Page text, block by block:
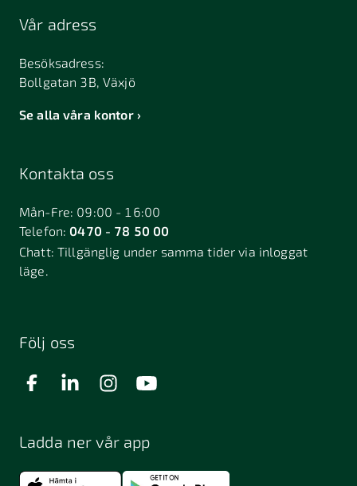
Vår adress
Besöksadress:
Bollgatan 3B, Växjö
Se alla våra kontor
Kontakta oss
Mån-Fre: 09:00 - 16:00
Telefon:0470 - 78 50 00
Chatt:Tillgänglig under samma tider via inloggat
läge.
Följ oss
Ladda ner vår app